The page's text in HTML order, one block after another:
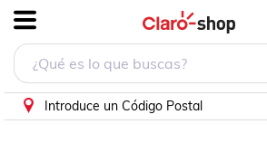
Introduce un Código Postal